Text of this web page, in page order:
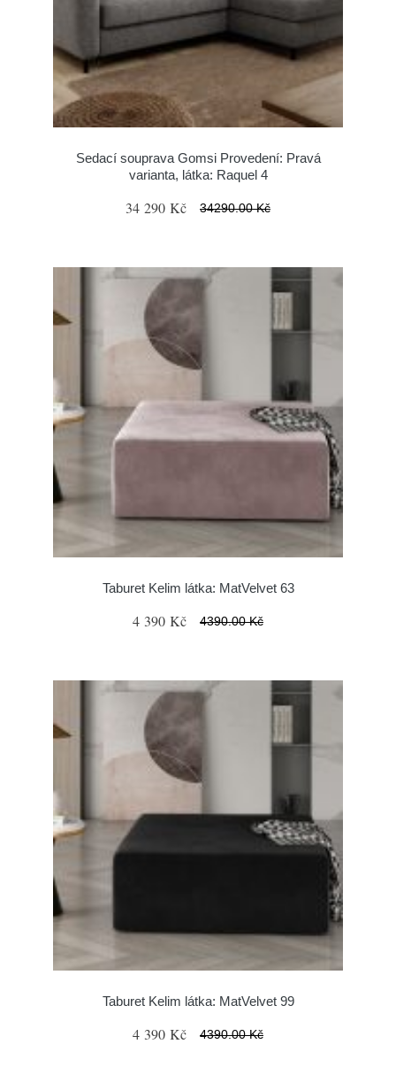
Sedací souprava Gomsi Provedení: Pravá
varianta, látka: Raquel 4
34 290 Kč 34290.00 Kč
Taburet Kelim látka: MatVelvet 63
4 390 Kč 4390.00 Kč
Taburet Kelim látka: MatVelvet 99
4 390 Kč 4390.00 Kč